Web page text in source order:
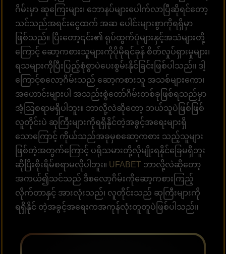
ဂိမ်းမှာ ဆုကြေးများ၊ ဘောနပ်များပေါက်လာပြီဆိုရင်တော့
သင်သည်အရင်းငွေထက် အဆ ပေါင်းများစွာကိုရရှိမှာ
ဖြစ်သည်။ ပြီးတော့၎င်း၏ ရုပ်ထွက်ပုံများနှင့်အသံများတို့
ကြောင့် ဆော့ကစားသူများကိုပိုမိုရင်ခုန် စိတ်လှုပ်ရှားမှုများ၊
ရသများကိုပြီးပြည့်စုံစွာပဲပေးစွမ်းနိုင်ခြင်းဖြစ်ပါသည်။ ဒါ့
ကြောင့်စလော့ဂိမ်းသည် ဆော့ကစားသူ အသစ်များကော၊
အဟောင်းများပါ အသည်းစွဲတော်ဂိမ်းတစ်ခုဖြစ်ရသည်မှာ
အံ့သြစရာမရှိပါဘူး။ ဘာလို့လဲဆိုတော့ ဘယ်သူပဲဖြစ်ဖြစ်
လူတိုင်းပဲ ဆုကြီးများကိုရရှိနိုင်တဲ့အခွင့်အရေးများရှိ
သောကြောင့် ကိုယ်သည်အခုမှစဆော့ကစား သည့်သူများ
ဖြစ်တဲ့အတွက်ကြောင့် ပရိုသမားတို့လိုမျိုးရနိုင်ခြေမရှိဘူး
ဆိုပြီးစိုးရိမ်စရာမလိုပါဘူး။ UFABET ဘာလို့လဲဆိုတော့
အကယ်၍သင်သည် ဒီစလော့ဂိမ်းကိုဆော့ကစားကြည့်
လိုက်တာနှင့် အားလုံးသည်၊ လူတိုင်းသည် ဆုကြီးများကို
ရရှိနိုင် တဲ့အခွင့်အရေးကအကုန်လုံးတူတူပဲဖြစ်ပါသည်။